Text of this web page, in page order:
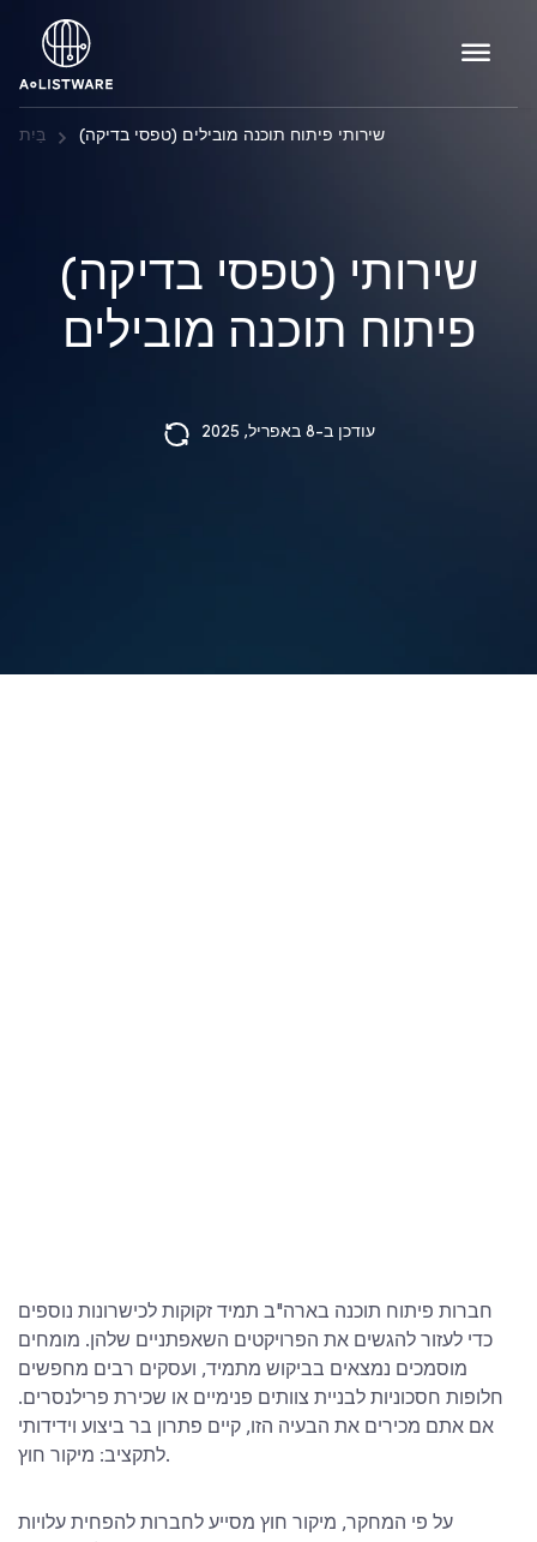
בַּיִת (טפסי בדיקה) שירותי פיתוח תוכנה מובילים
(טפסי בדיקה) שירותי
פיתוח תוכנה מובילים
עודכן ב-8 באפריל, 2025
חברות פיתוח תוכנה בארה"ב תמיד זקוקות לכישרונות נוספים
כדי לעזור להגשים את הפרויקטים השאפתניים שלהן. מומחים
מוסמכים נמצאים בביקוש מתמיד, ועסקים רבים מחפשים
חלופות חסכוניות לבניית צוותים פנימיים או שכירת פרילנסרים.
אם אתם מכירים את הבעיה הזו, קיים פתרון בר ביצוע וידידותי
לתקציב: מיקור חוץ.
על פי המחקר, מיקור חוץ מסייע לחברות להפחית עלויות